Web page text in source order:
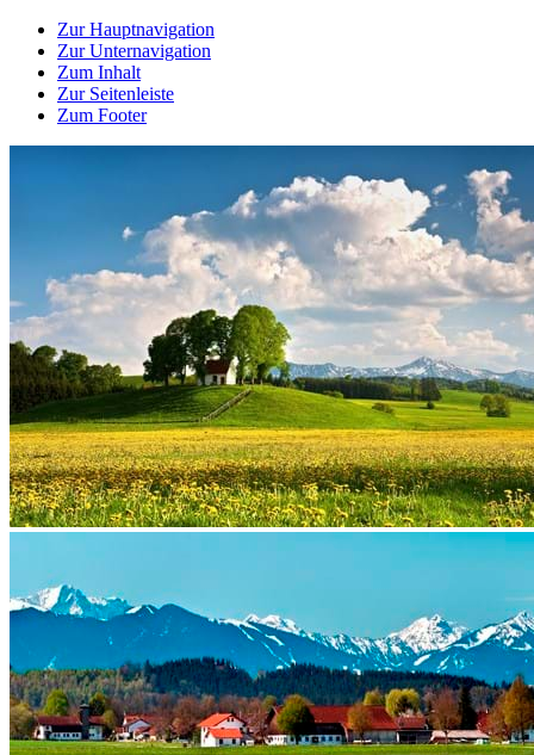
Zur Hauptnavigation
Zur Unternavigation
Zum Inhalt
Zur Seitenleiste
Zum Footer